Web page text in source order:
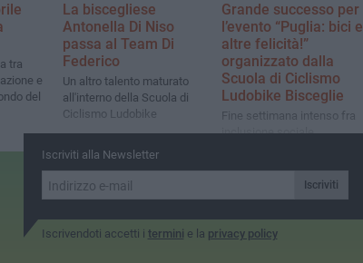
tra
e
del
La biscegliese
Antonella Di Niso
passa al Team Di
Federico
Un altro talento maturato
all'interno della Scuola di
Ciclismo Ludobike
Grande successo per
l’evento “Puglia: bici e
altre felicità!”
organizzato dalla
Scuola di Ciclismo
Ludobike Bisceglie
Fine settimana intenso fra
inclusione sociale,
Iscriviti alla Newsletter
Iscriviti
Iscrivendoti accetti i termini e la privacy policy